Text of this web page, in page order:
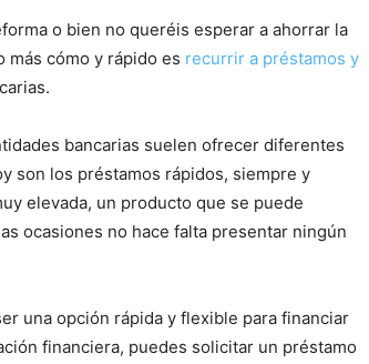
o bien no queréis esperar a ahorrar la
más cómo y rápido es recurrir a préstamos y
bancarias suelen ofrecer diferentes
son los préstamos rápidos, siempre y
elevada, un producto que se puede
ocasiones no hace falta presentar ningún
una opción rápida y flexible para financiar
financiera, puedes solicitar un préstamo